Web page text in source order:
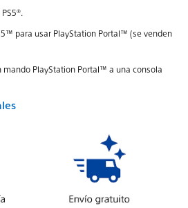
para usar PlayStation Portal™ (se venden
mando PlayStation Portal™ a una consola